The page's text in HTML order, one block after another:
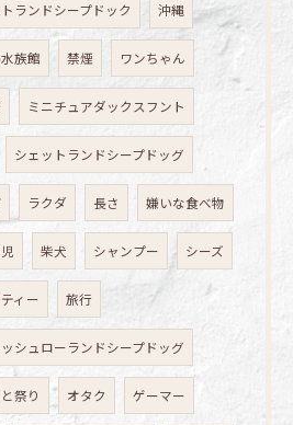
ランドシープドック 沖縄
族館 禁煙 ワンちゃん
ミニチュアダックスフント
シェットランドシープドッグ
ラクダ 長さ 嫌いな食べ物
柴犬 シャンプー シーズ
ィー 旅行
シュローランドシープドッグ
祭り オタク ゲーマー